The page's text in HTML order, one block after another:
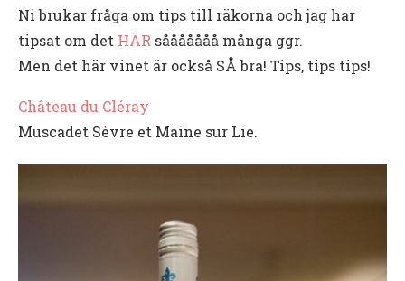
Ni brukar fråga om tips till räkorna och jag har
tipsat om det HÄR sååååååå många ggr.
Men det här vinet är också SÅ bra! Tips, tips tips!
Château du Cléray
Muscadet Sèvre et Maine sur Lie.